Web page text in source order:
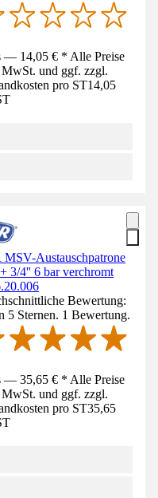
— 14,05 € * Alle Preise
und ggf. zzgl.
pro ST14,05
MSV-Austauschpatrone
3/4'' 6 bar verchromt
Bewertung:
5 Sternen. 1 Bewertung.
— 35,65 € * Alle Preise
und ggf. zzgl.
pro ST35,65